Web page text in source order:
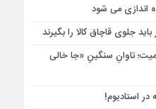
اندازی می شود
جلوی قاچاق کالا را بگیرند
تاوانِ سنگینِ «جا خالی
استادیوم!